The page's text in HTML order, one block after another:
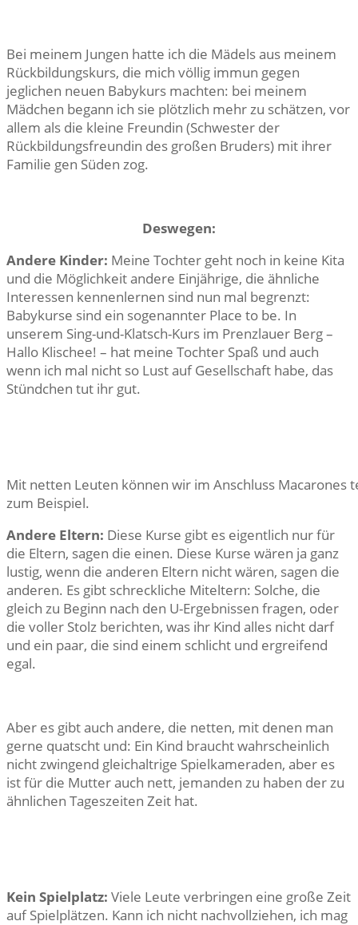
Bei meinem Jungen hatte ich die Mädels aus meinem
Rückbildungskurs, die mich völlig immun gegen
jeglichen neuen Babykurs machten: bei meinem
Mädchen begann ich sie plötzlich mehr zu schätzen, vor
allem als die kleine Freundin (Schwester der
Rückbildungsfreundin des großen Bruders) mit ihrer
Familie gen Süden zog.
Deswegen:
Andere Kinder: Meine Tochter geht noch in keine Kita
und die Möglichkeit andere Einjährige, die ähnliche
Interessen kennenlernen sind nun mal begrenzt:
Babykurse sind ein sogenannter Place to be. In
unserem Sing-und-Klatsch-Kurs im Prenzlauer Berg –
Hallo Klischee! – hat meine Tochter Spaß und auch
wenn ich mal nicht so Lust auf Gesellschaft habe, das
Stündchen tut ihr gut.
Mit netten Leuten können wir im Anschluss Macarones
zum Beispiel.
Andere Eltern: Diese Kurse gibt es eigentlich nur für
die Eltern, sagen die einen. Diese Kurse wären ja ganz
lustig, wenn die anderen Eltern nicht wären, sagen die
anderen. Es gibt schreckliche Miteltern: Solche, die
gleich zu Beginn nach den U-Ergebnissen fragen, oder
die voller Stolz berichten, was ihr Kind alles nicht darf
und ein paar, die sind einem schlicht und ergreifend
egal.
Aber es gibt auch andere, die netten, mit denen man
gerne quatscht und: Ein Kind braucht wahrscheinlich
nicht zwingend gleichaltrige Spielkameraden, aber es
ist für die Mutter auch nett, jemanden zu haben der zu
ähnlichen Tageszeiten Zeit hat.
Kein Spielplatz: Viele Leute verbringen eine große Zeit
auf Spielplätzen. Kann ich nicht nachvollziehen, ich mag